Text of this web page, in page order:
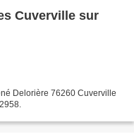
Cuverville sur
Delorière 76260 Cuverville